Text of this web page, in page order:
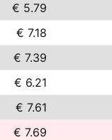
€ 5.79
€ 7.18
€ 7.39
€ 6.21
€ 7.61
€ 7.69